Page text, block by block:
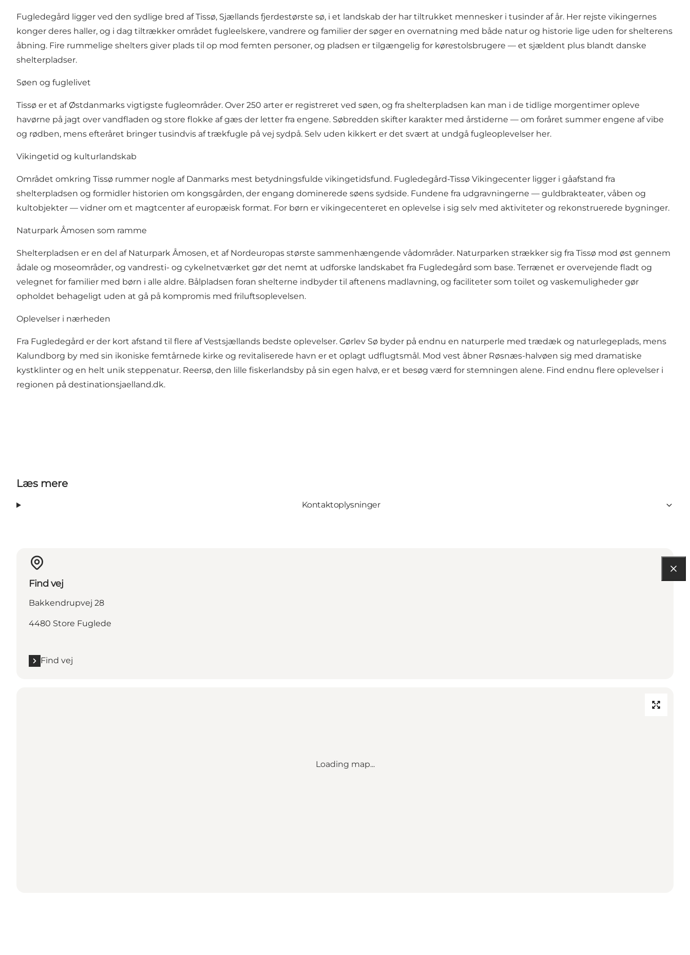
Fugledegård ligger ved den sydlige bred af Tissø, Sjællands fjerdestørste sø, i et landskab der har tiltrukket mennesker i tusinder af år. Her rejste vikingernes
konger deres haller, og i dag tiltrækker området fugleelskere, vandrere og familier der søger en overnatning med både natur og historie lige uden for shelterens
åbning. Fire rummelige shelters giver plads til op mod femten personer, og pladsen er tilgængelig for kørestolsbrugere — et sjældent plus blandt danske
shelterpladser.
Søen og fuglelivet
Tissø er et af Østdanmarks vigtigste fugleområder. Over 250 arter er registreret ved søen, og fra shelterpladsen kan man i de tidlige morgentimer opleve
havørne på jagt over vandfladen og store flokke af gæs der letter fra engene. Søbredden skifter karakter med årstiderne — om foråret summer engene af vibe
og rødben, mens efteråret bringer tusindvis af trækfugle på vej sydpå. Selv uden kikkert er det svært at undgå fugleoplevelser her.
Vikingetid og kulturlandskab
Området omkring Tissø rummer nogle af Danmarks mest betydningsfulde vikingetidsfund. Fugledegård-Tissø Vikingecenter ligger i gåafstand fra
shelterpladsen og formidler historien om kongsgården, der engang dominerede søens sydside. Fundene fra udgravningerne — guldbrakteater, våben og
kultobjekter — vidner om et magtcenter af europæisk format. For børn er vikingecenteret en oplevelse i sig selv med aktiviteter og rekonstruerede bygninger.
Naturpark Åmosen som ramme
Shelterpladsen er en del af Naturpark Åmosen, et af Nordeuropas største sammenhængende vådområder. Naturparken strækker sig fra Tissø mod øst gennem
ådale og moseområder, og vandresti- og cykelnetværket gør det nemt at udforske landskabet fra Fugledegård som base. Terrænet er overvejende fladt og
velegnet for familier med børn i alle aldre. Bålpladsen foran shelterne indbyder til aftenens madlavning, og faciliteter som toilet og vaskemuligheder gør
opholdet behageligt uden at gå på kompromis med friluftsoplevelsen.
Oplevelser i nærheden
Fra Fugledegård er der kort afstand til flere af Vestsjællands bedste oplevelser. Gørlev Sø byder på endnu en naturperle med trædæk og naturlegeplads, mens
Kalundborg by med sin ikoniske femtårnede kirke og revitaliserede havn er et oplagt udflugtsmål. Mod vest åbner Røsnæs-halvøen sig med dramatiske
kystklinter og en helt unik steppenatur. Reersø, den lille fiskerlandsby på sin egen halvø, er et besøg værd for stemningen alene. Find endnu flere oplevelser i
regionen på destinationsjaelland.dk.
Læs mere
Kontaktoplysninger
Find vej
Bakkendrupvej 28
4480 Store Fuglede
Find vej
Loading map...